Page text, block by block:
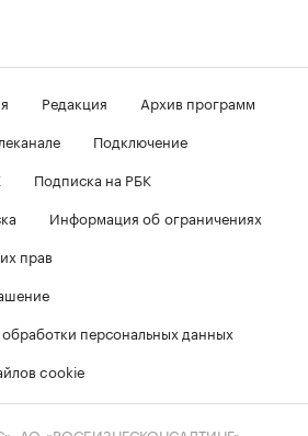
Редакция
Архив программ
Подключение
Подписка на РБК
Информация об ограничениях
прав
персональных данных
cookie